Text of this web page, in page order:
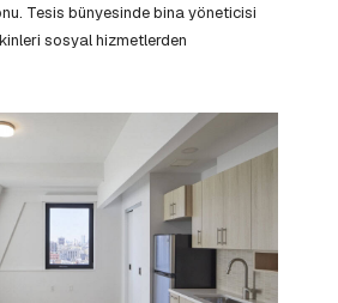
Tesis bünyesinde bina yöneticisi
sosyal hizmetlerden